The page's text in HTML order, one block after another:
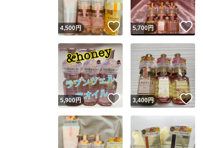
4,500円 いいね！
5,700円 い
5,900円 いいね！
3,400円